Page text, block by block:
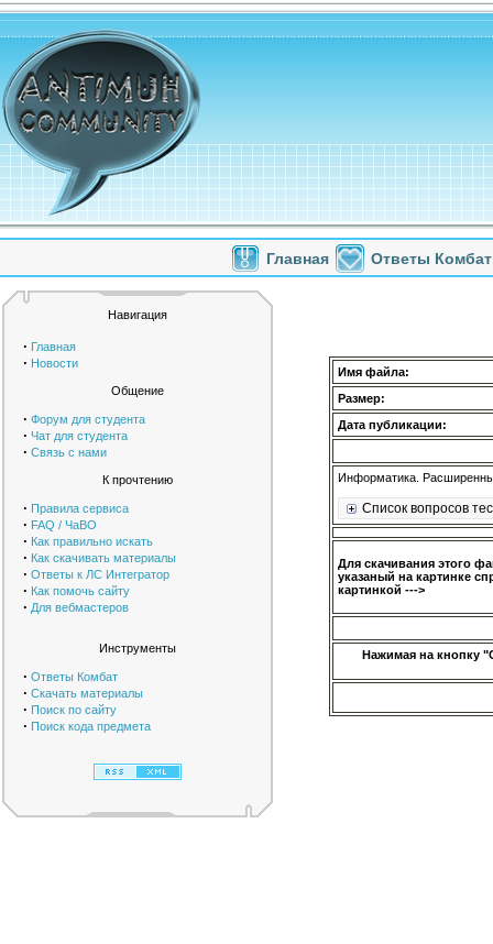
Главная Ответы Комбат
Навигация
· Главная
· Новости
Общение
· Форум для студента
· Чат для студента
· Связь с нами
К прочтению
· Правила сервиса
· FAQ / ЧаВО
· Как правильно искать
· Как скачивать материалы
· Ответы к ЛС Интегратор
· Как помочь сайту
· Для вебмастеров
Инструменты
· Ответы Комбат
· Скачать материалы
· Поиск по сайту
· Поиск кода предмета
Имя файла:
Размер:
Дата публикации:
Информатика.
Список вопросов
Для скачивания этого
указаный на картинке
картинкой --->
Нажимая на кнопку